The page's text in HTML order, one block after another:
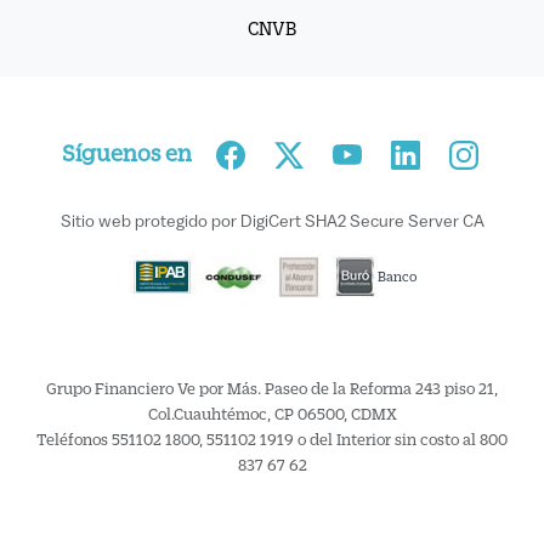
CNVB
Síguenos en
Sitio web protegido por DigiCert SHA2 Secure Server CA
Banco
Grupo Financiero Ve por Más. Paseo de la Reforma 243 piso 21,
Col.Cuauhtémoc, CP 06500, CDMX
Teléfonos 551102 1800, 551102 1919 o del Interior sin costo al 800
837 67 62